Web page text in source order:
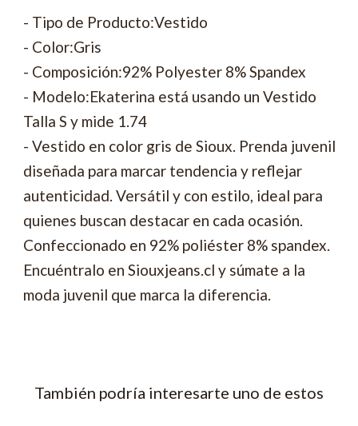
- Tipo de Producto:Vestido
- Color:Gris
- Composición:92% Polyester 8% Spandex
- Modelo:Ekaterina está usando un Vestido
Talla S y mide 1.74
- Vestido en color gris de Sioux. Prenda juvenil
diseñada para marcar tendencia y reflejar
autenticidad. Versátil y con estilo, ideal para
quienes buscan destacar en cada ocasión.
Confeccionado en 92% poliéster 8% spandex.
Encuéntralo en Siouxjeans.cl y súmate a la
moda juvenil que marca la diferencia.
También podría interesarte uno de estos